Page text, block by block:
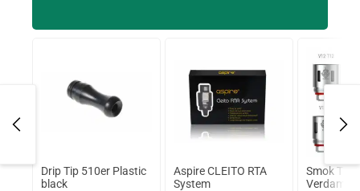
Drip Tip 510er Plastic
black
Aspire CLEITO RTA
System
Smok